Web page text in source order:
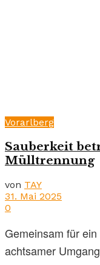
Vorarlberg
Sauberkeit
Mülltrennung
von TAY
31. Mai 2025
0
Gemeinsam für
achtsamer